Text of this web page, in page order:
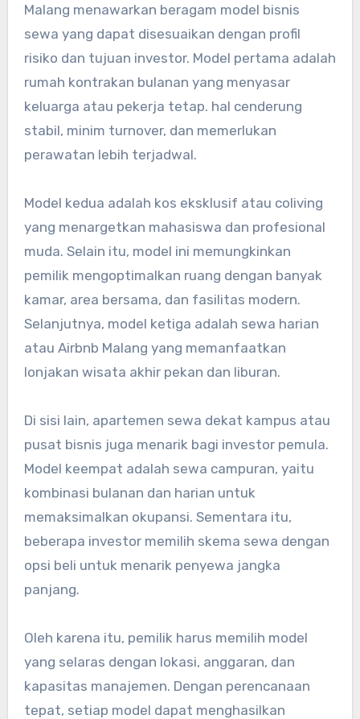
Malang menawarkan beragam model bisnis
sewa yang dapat disesuaikan dengan profil
risiko dan tujuan investor. Model pertama adalah
rumah kontrakan bulanan yang menyasar
keluarga atau pekerja tetap. hal cenderung
stabil, minim turnover, dan memerlukan
perawatan lebih terjadwal.
Model kedua adalah kos eksklusif atau coliving
yang menargetkan mahasiswa dan profesional
muda. Selain itu, model ini memungkinkan
pemilik mengoptimalkan ruang dengan banyak
kamar, area bersama, dan fasilitas modern.
Selanjutnya, model ketiga adalah sewa harian
atau Airbnb Malang yang memanfaatkan
lonjakan wisata akhir pekan dan liburan.
Di sisi lain, apartemen sewa dekat kampus atau
pusat bisnis juga menarik bagi investor pemula.
Model keempat adalah sewa campuran, yaitu
kombinasi bulanan dan harian untuk
memaksimalkan okupansi. Sementara itu,
beberapa investor memilih skema sewa dengan
opsi beli untuk menarik penyewa jangka
panjang.
Oleh karena itu, pemilik harus memilih model
yang selaras dengan lokasi, anggaran, dan
kapasitas manajemen. Dengan perencanaan
tepat, setiap model dapat menghasilkan